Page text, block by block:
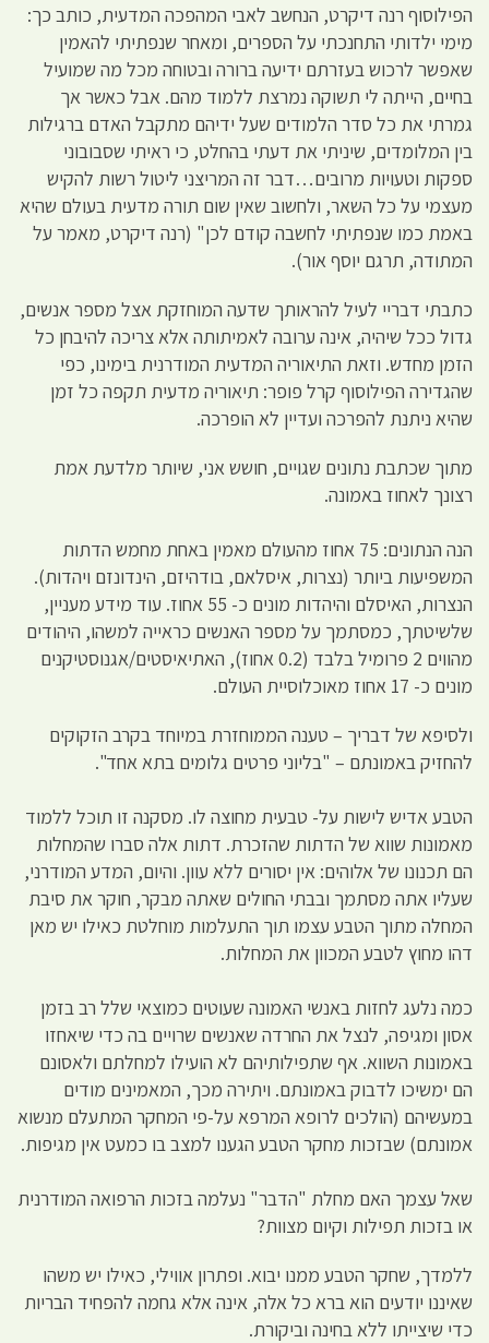
הפילוסוף רנה דיקרט, הנחשב לאבי המהפכה המדעית, כותב כך:
מימי ילדותי התחנכתי על הספרים, ומאחר שנפתיתי להאמין
שאפשר לרכוש בעזרתם ידיעה ברורה ובטוחה מכל מה שמועיל
בחיים, הייתה לי תשוקה נמרצת ללמוד מהם. אבל כאשר אך
גמרתי את כל סדר הלמודים שעל ידיהם מתקבל האדם ברגילות
בין המלומדים, שיניתי את דעתי בהחלט, כי ראיתי שסבובוני
ספקות וטעויות מרובים…דבר זה המריצני ליטול רשות להקיש
מעצמי על כל השאר, ולחשוב שאין שום תורה מדעית בעולם שהיא
באמת כמו שנפתיתי לחשבה קודם לכן" (רנה דיקרט, מאמר על
המתודה, תרגם יוסף אור).
כתבתי דבריי לעיל להראותך שדעה המוחזקת אצל מספר אנשים,
גדול ככל שיהיה, אינה ערובה לאמיתותה אלא צריכה להיבחן כל
הזמן מחדש. וזאת התיאוריה המדעית המודרנית בימינו, כפי
שהגדירה הפילוסוף קרל פופר: תיאוריה מדעית תקפה כל זמן
שהיא ניתנת להפרכה ועדיין לא הופרכה.
מתוך שכתבת נתונים שגויים, חושש אני, שיותר מלדעת אמת
רצונך לאחוז באמונה.
הנה הנתונים: 75 אחוז מהעולם מאמין באחת מחמש הדתות
המשפיעות ביותר (נצרות, איסלאם, בודהיזם, הינדונזם ויהדות).
הנצרות, האיסלם והיהדות מונים כ- 55 אחוז. עוד מידע מעניין,
שלשיטתך, כמסתמך על מספר האנשים כראייה למשהו, היהודים
מהווים 2 פרומיל בלבד (0.2 אחוז), האתיאיסטים/אגנוסטיקנים
מונים כ- 17 אחוז מאוכלוסיית העולם.
ולסיפא של דבריך – טענה הממוחזרת במיוחד בקרב הזקוקים
להחזיק באמונתם – "בליוני פרטים גלומים בתא אחד".
הטבע אדיש לישות על- טבעית מחוצה לו. מסקנה זו תוכל ללמוד
מאמונות שווא של הדתות שהזכרת. דתות אלה סברו שהמחלות
הם תכנונו של אלוהים: אין יסורים ללא עוון. והיום, המדע המודרני,
שעליו אתה מסתמך ובבתי החולים שאתה מבקר, חוקר את סיבת
המחלה מתוך הטבע עצמו תוך התעלמות מוחלטת כאילו יש מאן
דהו מחוץ לטבע המכוון את המחלות.
כמה נלעג לחזות באנשי האמונה שעוטים כמוצאי שלל רב בזמן
אסון ומגיפה, לנצל את החרדה שאנשים שרויים בה כדי שיאחזו
באמונות השווא. אף שתפילותיהם לא הועילו למחלתם ולאסונם
הם ימשיכו לדבוק באמונתם. ויתירה מכך, המאמינים מודים
במעשיהם (הולכים לרופא המרפא על-פי המחקר המתעלם מנשוא
אמונתם) שבזכות מחקר הטבע הגענו למצב בו כמעט אין מגיפות.
שאל עצמך האם מחלת "הדבר" נעלמה בזכות הרפואה המודרנית
או בזכות תפילות וקיום מצוות?
ללמדך, שחקר הטבע ממנו יבוא. ופתרון אווילי, כאילו יש משהו
שאיננו יודעים הוא ברא כל אלה, אינה אלא גחמה להפחיד הבריות
כדי שיצייתו ללא בחינה וביקורת.